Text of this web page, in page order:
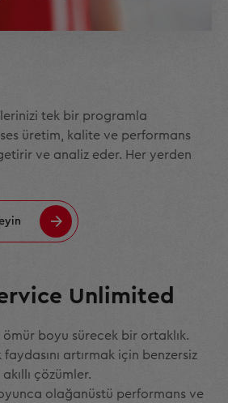
tek bir programla
üretim, kalite ve performans
ve analiz eder. Her yerden
Unlimited
boyu sürecek bir ortaklık.
artırmak için benzersiz
akıllı çözümler.
olağanüstü performans ve